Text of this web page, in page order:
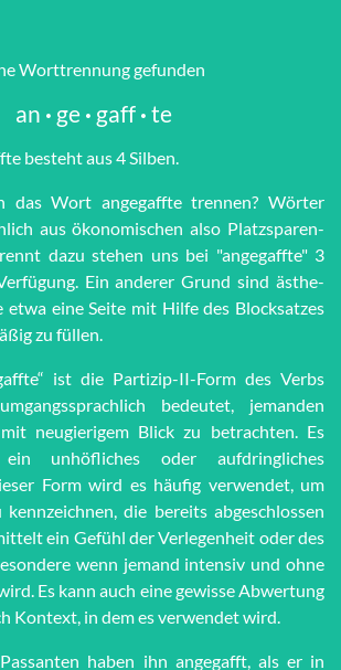
Worttrennung gefunden
an · ge · gaff · te
besteht aus 4 Silben.
das Wort an­ge­gaff­te trennen? Wörter
aus öko­no­mi­schen also Platz­spar­en­
dazu stehen uns bei "an­ge­gaff­te" 3
Ein anderer Grund sind äs­the­
et­wa eine Seite mit Hilfe des Block­satzes
zu füllen.
ist die Partizip-II-Form des Verbs
bedeutet, jemanden
neugierigem Blick zu betrachten. Es
unhöfliches oder aufdringliches
Form wird es häufig verwendet, um
die bereits abgeschlossen
ein Gefühl der Verlegenheit oder des
wenn jemand intensiv und ohne
Es kann auch eine gewisse Abwertung
Kontext, in dem es verwendet wird.
haben ihn angegafft, als er in